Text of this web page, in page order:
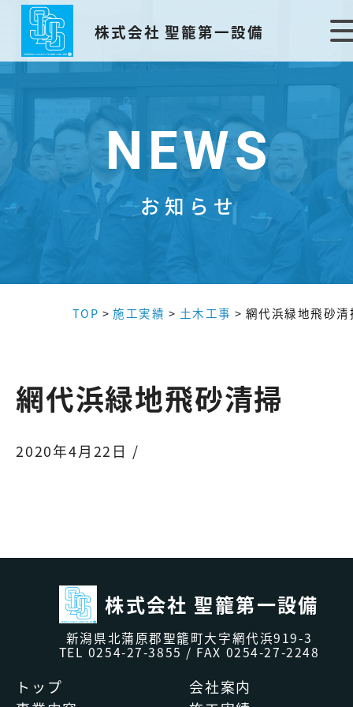
株式会社 聖籠第一設備
NEWS
お知らせ
TOP >施工実績 > 土木工事 > 網代浜緑地飛砂清
網代浜緑地飛砂清掃
2020年4月22日 /
株式会社 聖籠第一設備
新潟県北蒲原郡聖籠町大字網代浜919-3
TEL 0254-27-3855 / FAX 0254-27-2248
トップ
会社案内